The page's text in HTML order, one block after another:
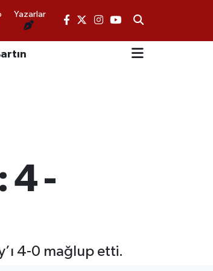
Yazarlar
4 -
4-0 mağlup etti.